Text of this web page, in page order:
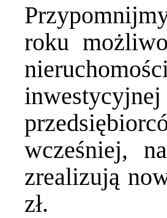
roku
wcześniej,
zrealizują
zł.